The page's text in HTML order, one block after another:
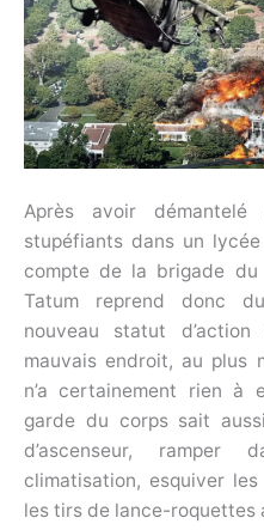
Après avoir
stupéfiants dans un
compte de la brigade du
Tatum reprend donc
nouveau statut
mauvais endroit, au plus
n’a certainement rien à
garde du corps sait
d’ascenseur,
climatisation, esquiver
les tirs de lance-roquettes